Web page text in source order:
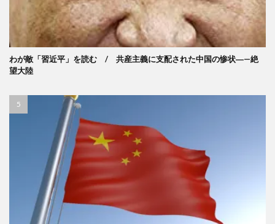
わが敵「習近平」を読む / 共産主義に支配された中国の惨状―—絶
望大陸